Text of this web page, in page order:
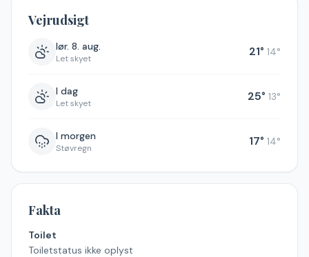
Vejrudsigt
lør. 8. aug.
Let skyet 21° 14°
I dag
Let skyet 25° 13°
I morgen
Støvregn 17° 14°
Fakta
Toilet
Toiletstatus ikke oplyst